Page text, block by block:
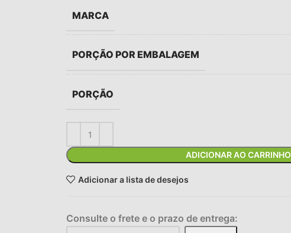
MARCA
PORÇÃO POR EMBALAGEM
PORÇÃO
ADICIONAR AO CARRINHO
Adicionar a lista de desejos
Consulte o frete e o prazo de entrega: